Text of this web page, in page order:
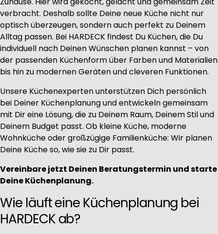
verbracht. Deshalb sollte Deine neue Küche nicht nur
optisch überzeugen, sondern auch perfekt zu Deinem
Alltag passen. Bei HARDECK findest Du Küchen, die Du
individuell nach Deinen Wünschen planen kannst – von
der passenden Küchenform über Farben und Materialien
bis hin zu modernen Geräten und cleveren Funktionen.
Unsere Küchenexperten unterstützen Dich persönlich
bei Deiner Küchenplanung und entwickeln gemeinsam
mit Dir eine Lösung, die zu Deinem Raum, Deinem Stil und
Deinem Budget passt. Ob kleine Küche, moderne
Wohnküche oder großzügige Familienküche: Wir planen
Deine Küche so, wie sie zu Dir passt.
Vereinbare jetzt Deinen Beratungstermin und starte
Deine Küchenplanung.
Wie läuft eine Küchenplanung bei
HARDECK ab?